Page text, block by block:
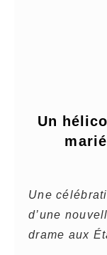
Un
Une
d’une
drame aux